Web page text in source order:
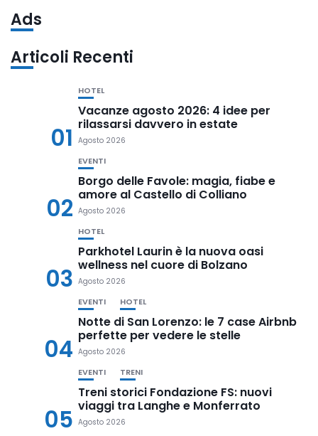
Ads
Articoli Recenti
01
HOTEL
Vacanze agosto 2026: 4 idee per
rilassarsi davvero in estate
Agosto 2026
02
EVENTI
Borgo delle Favole: magia, fiabe e
amore al Castello di Colliano
Agosto 2026
03
HOTEL
Parkhotel Laurin è la nuova oasi
wellness nel cuore di Bolzano
Agosto 2026
04
EVENTI HOTEL
Notte di San Lorenzo: le 7 case Airbnb
perfette per vedere le stelle
Agosto 2026
05
EVENTI TRENI
Treni storici Fondazione FS: nuovi
viaggi tra Langhe e Monferrato
Agosto 2026